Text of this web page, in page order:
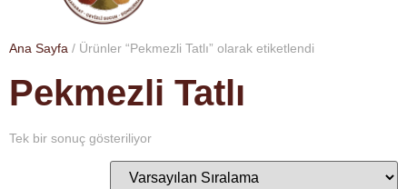
Ana Sayfa / Ürünler “Pekmezli Tatlı” olarak etiketlendi
Pekmezli Tatlı
Tek bir sonuç gösteriliyor